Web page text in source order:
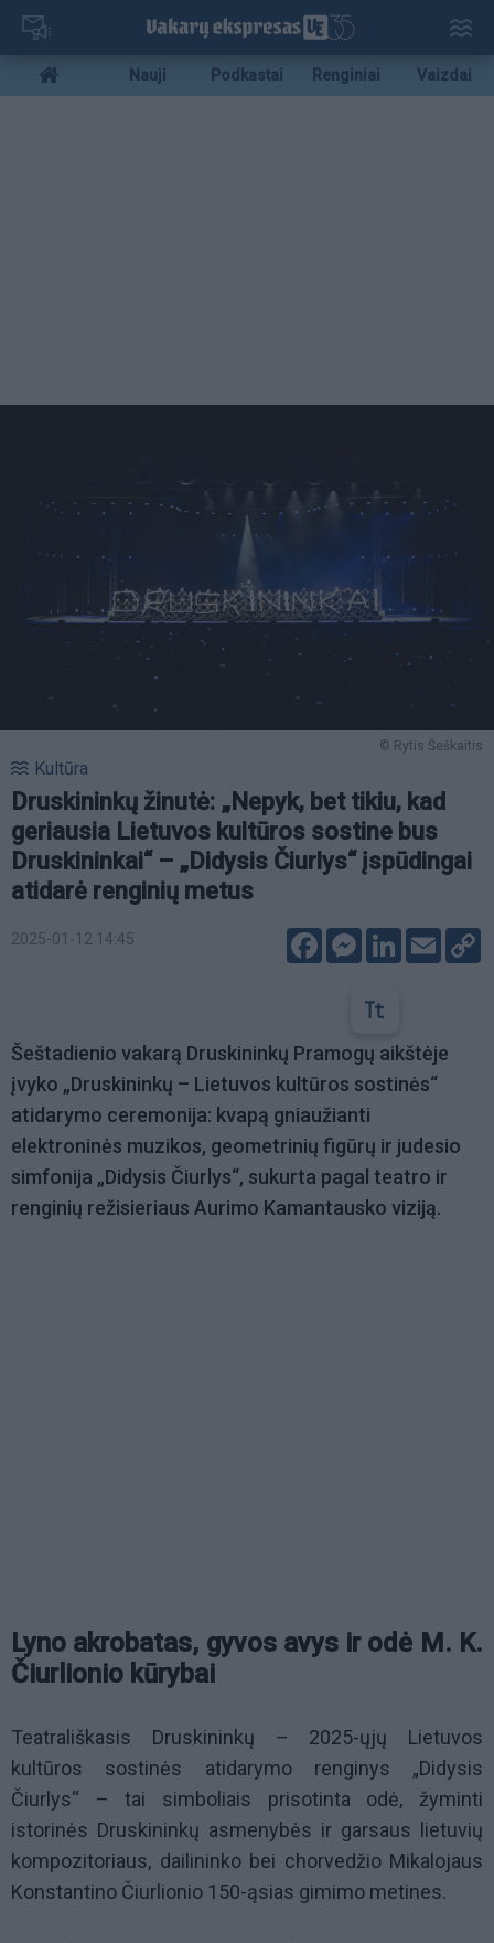
Pereiti
pagrindinį
turinį
Mobile
menu
Nauji Podkastai Renginiai Vaizdai
© Rytis Šeškaitis
Kultūra
Druskininkų žinutė: „Nepyk, bet tikiu, kad
geriausia Lietuvos kultūros sostine bus
Druskininkai“ – „Didysis Čiurlys“ įspūdingai
atidarė renginių metus
2025-01-12 14:45 FacebookMessenger
LinkedIn
Email
Šeštadienio vakarą Druskininkų Pramogų aikštėje
įvyko „Druskininkų – Lietuvos kultūros sostinės“
atidarymo ceremonija: kvapą gniaužianti
elektroninės muzikos, geometrinių figūrų ir judesio
simfonija „Didysis Čiurlys“, sukurta pagal teatro ir
renginių režisieriaus Aurimo Kamantausko viziją.
Lyno akrobatas, gyvos avys ir odė M. K.
Čiurlionio kūrybai
Teatrališkasis Druskininkų – 2025-ųjų Lietuvos
kultūros sostinės atidarymo renginys „Didysis
Čiurlys“ – tai simboliais prisotinta odė, žyminti
istorinės Druskininkų asmenybės ir garsaus lietuvių
kompozitoriaus, dailininko bei chorvedžio Mikalojaus
Konstantino Čiurlionio 150-ąsias gimimo metines.